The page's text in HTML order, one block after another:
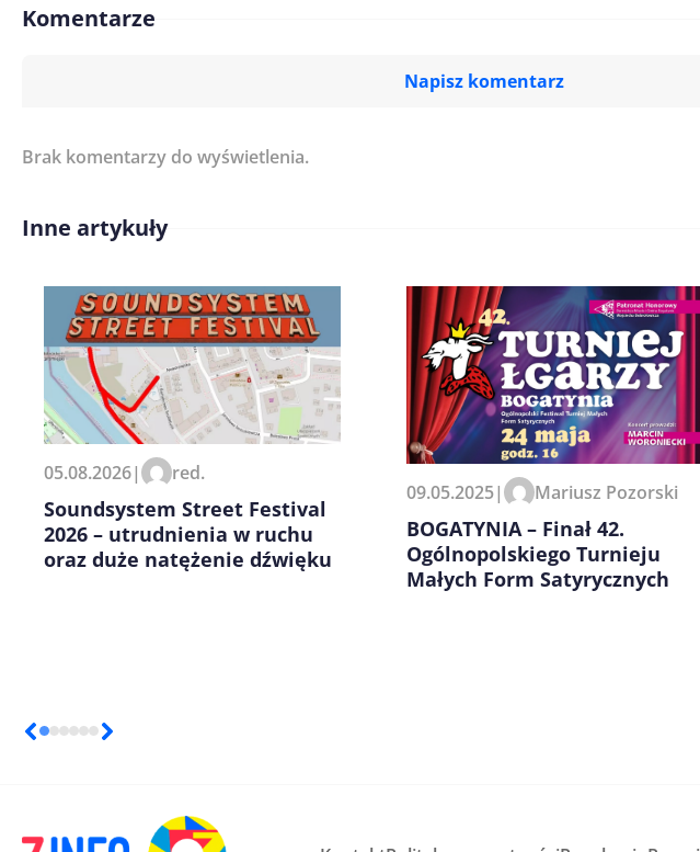
Komentarze
Napisz komentarz
Imię/ Nick*
Zapamiętaj moje dane w tej przeglądarce podczas pisania
kolejnych komentarzy.
Brak komentarzy do wyświetlenia.
Inne artykuły
05.08.2026| red.
Soundsystem Street Festival
2026 – utrudnienia w ruchu
oraz duże natężenie dźwięku
09.05.2025| Mariusz Pozorski
BOGATYNIA – Finał 42.
Ogólnopolskiego Turnieju
Małych Form Satyrycznych